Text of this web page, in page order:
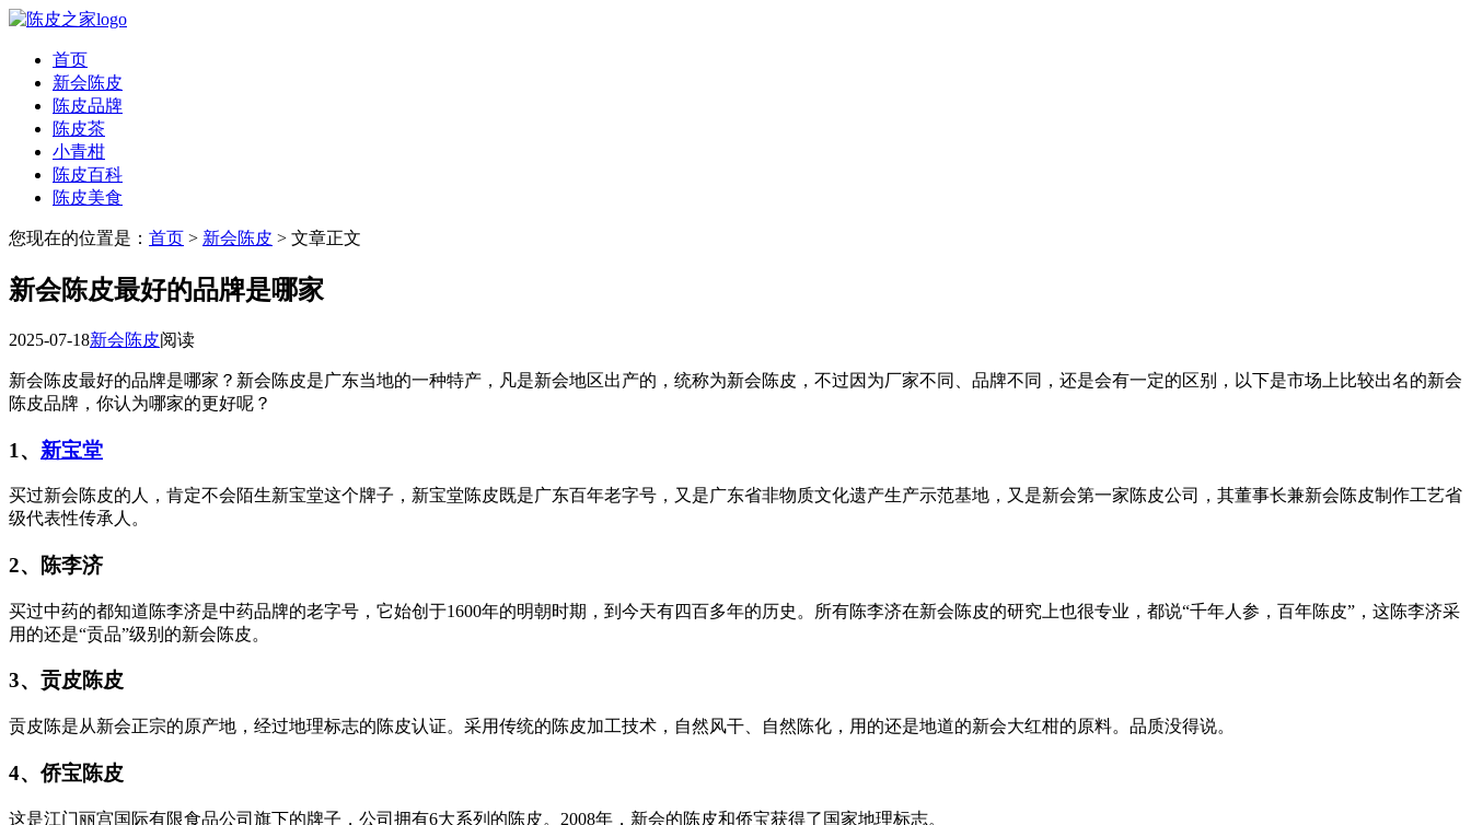
首页
新会陈皮
陈皮品牌
陈皮茶
小青柑
陈皮百科
陈皮美食
您现在的位置是： 首页 > 新会陈皮 > 文章正文
新会陈皮最好的品牌是哪家
2025-07-18新会陈皮阅读
新会陈皮最好的品牌是哪家？新会陈皮是广东当地的一种特产，凡是新会地区出产的，统称为新会陈皮，不过因为厂家不同、品牌不同，还是会有一定的区别，以下是市场上比较出名的新会
陈皮品牌，你认为哪家的更好呢？
1、 新宝堂
买过新会陈皮的人，肯定不会陌生新宝堂这个牌子，新宝堂陈皮既是广东百年老字号，又是广东省非物质文化遗产生产示范基地，又是新会第一家陈皮公司，其董事长兼新会陈皮制作工艺省
级代表性传承人。
2、陈李济
买过中药的都知道陈李济是中药品牌的老字号，它始创于1600年的明朝时期，到今天有四百多年的历史。所有陈李济在新会陈皮的研究上也很专业，都说“千年人参，百年陈皮”，这陈李济采
用的还是“贡品”级别的新会陈皮。
3、贡皮陈皮
贡皮陈是从新会正宗的原产地，经过地理标志的陈皮认证。采用传统的陈皮加工技术，自然风干、自然陈化，用的还是地道的新会大红柑的原料。品质没得说。
4、侨宝陈皮
这是江门丽宫国际有限食品公司旗下的牌子，公司拥有6大系列的陈皮。2008年，新会的陈皮和侨宝获得了国家地理标志。